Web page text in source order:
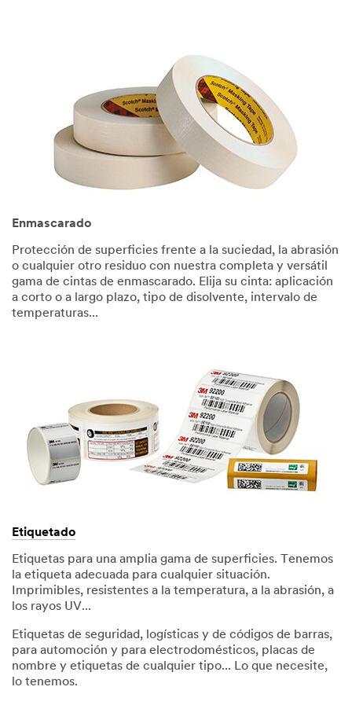
Enmascarado
Protección de superficies frente a la suciedad, la abrasión
o cualquier otro residuo con nuestra completa y versátil
gama de cintas de enmascarado. Elija su cinta: aplicación
a corto o a largo plazo, tipo de disolvente, intervalo de
temperaturas...
Etiquetado
Etiquetas para una amplia gama de superficies. Tenemos
la etiqueta adecuada para cualquier situación.
Imprimibles, resistentes a la temperatura, a la abrasión, a
los rayos UV...
Etiquetas de seguridad, logísticas y de códigos de barras,
para automoción y para electrodomésticos, placas de
nombre y etiquetas de cualquier tipo... Lo que necesite,
lo tenemos.